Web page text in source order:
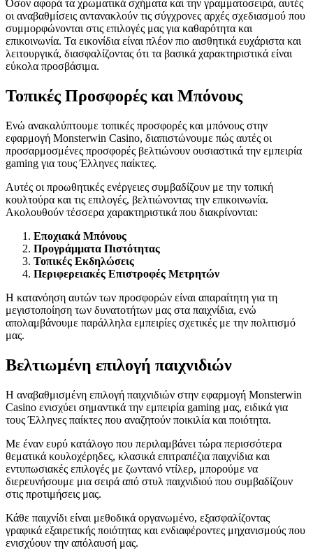
Όσον αφορά τα χρωματικά σχήματα και την γραμματοσειρά, αυτές
οι αναβαθμίσεις αντανακλούν τις σύγχρονες αρχές σχεδιασμού που
συμμορφώνονται στις επιλογές μας για καθαρότητα και
επικοινωνία. Τα εικονίδια είναι πλέον πιο αισθητικά ευχάριστα και
λειτουργικά, διασφαλίζοντας ότι τα βασικά χαρακτηριστικά είναι
εύκολα προσβάσιμα.
Τοπικές Προσφορές και Μπόνους
Ενώ ανακαλύπτουμε τοπικές προσφορές και μπόνους στην
εφαρμογή Monsterwin Casino, διαπιστώνουμε πώς αυτές οι
προσαρμοσμένες προσφορές βελτιώνουν ουσιαστικά την εμπειρία
gaming για τους Έλληνες παίκτες.
Αυτές οι προωθητικές ενέργειες συμβαδίζουν με την τοπική
κουλτούρα και τις επιλογές, βελτιώνοντας την επικοινωνία.
Ακολουθούν τέσσερα χαρακτηριστικά που διακρίνονται:
Εποχιακά Μπόνους
Προγράμματα Πιστότητας
Τοπικές Εκδηλώσεις
Περιφερειακές Επιστροφές Μετρητών
Η κατανόηση αυτών των προσφορών είναι απαραίτητη για τη
μεγιστοποίηση των δυνατοτήτων μας στα παιχνίδια, ενώ
απολαμβάνουμε παράλληλα εμπειρίες σχετικές με την πολιτισμό
μας.
Βελτιωμένη επιλογή παιχνιδιών
Η αναβαθμισμένη επιλογή παιχνιδιών στην εφαρμογή Monsterwin
Casino ενισχύει σημαντικά την εμπειρία gaming μας, ειδικά για
τους Έλληνες παίκτες που αναζητούν ποικιλία και ποιότητα.
Με έναν ευρύ κατάλογο που περιλαμβάνει τώρα περισσότερα
θεματικά κουλοχέρηδες, κλασικά επιτραπέζια παιχνίδια και
εντυπωσιακές επιλογές με ζωντανό ντίλερ, μπορούμε να
διερευνήσουμε μια σειρά από στυλ παιχνιδιού που συμβαδίζουν
στις προτιμήσεις μας.
Κάθε παιχνίδι είναι μεθοδικά οργανωμένο, εξασφαλίζοντας
γραφικά εξαιρετικής ποιότητας και ενδιαφέροντες μηχανισμούς που
ενισχύουν την απόλαυσή μας.